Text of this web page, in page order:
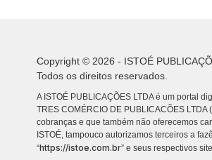
Copyright © 2026 - ISTOÉ
Todos os direitos reservados.
A ISTOÉ PUBLICAÇÕES LTDA é um portal
TRES COMÉRCIO DE PUBLICACÕES
cobranças e que também não oferecemos
ISTOÉ, tampouco autorizamos terceiros a
“https://istoe.com.br” e seus respectivos